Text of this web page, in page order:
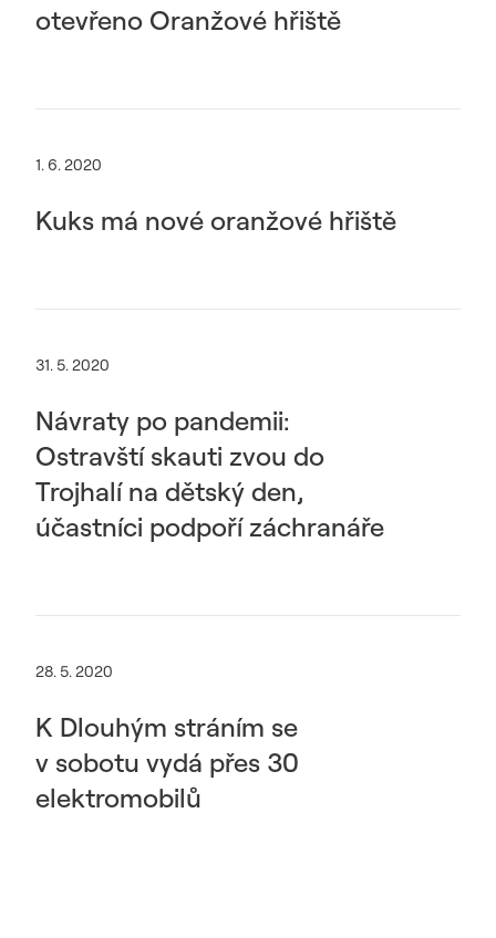
otevřeno Oranžové hřiště
1. 6. 2020
Kuks má nové oranžové hřiště
31. 5. 2020
Návraty po pandemii:
Ostravští skauti zvou do
Trojhalí na dětský den,
účastníci podpoří záchranáře
28. 5. 2020
K Dlouhým stráním se
v sobotu vydá přes 30
elektromobilů